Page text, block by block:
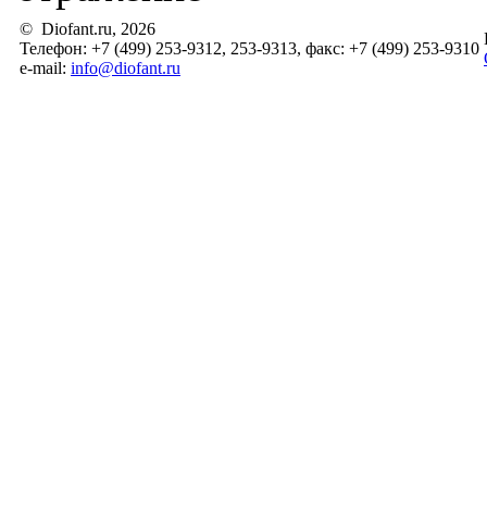
© Diofant.ru, 2026
Телефон: +7 (499) 253-9312, 253-9313, факс: +7 (499) 253-9310
e-mail: info@diofant.ru